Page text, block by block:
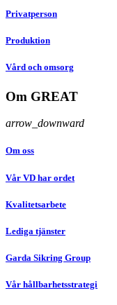
Privatperson
Produktion
Vård och omsorg
Om GREAT
arrow_downward
Om oss
Vår VD har ordet
Kvalitetsarbete
Lediga tjänster
Garda Sikring Group
Vår hållbarhetsstrategi